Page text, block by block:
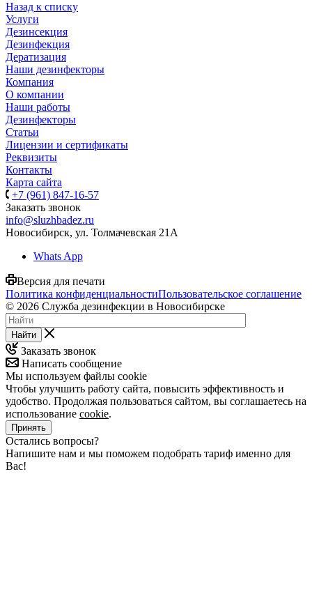
Назад к списку
Услуги
Дезинсекция
Дезинфекция
Дератизация
Наши дезинфекторы
Компания
О компании
Наши работы
Дезинфекторы
Статьи
Лицензии и сертификаты
Реквизиты
Контакты
Карта сайта
+7 (961) 847-16-57
Заказать звонок
info@sluzhbadez.ru
Новосибирск, ул. Толмачевская 21А
Whats App
Версия для печати
Политика конфиденциальностиПользовательское соглашение
© 2026 Служба дезинфекции в Новосибирске
Найти
Заказать звонок
Написать сообщение
Мы используем файлы cookie
Чтобы улучшить работу сайта, повысить эффективность и
удобство. Продолжая пользоваться сайтом, вы соглашаетесь на
использование cookie.
Принять
Остались вопросы?
Напишите нам и мы поможем подобрать тариф именно для
Вас!